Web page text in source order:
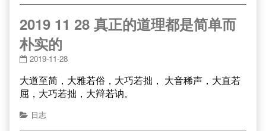
2019 11 28 真正的道理都是简单而
朴实的
2019-11-28
大道至简，大雅若俗，大巧若拙， 大音稀声，大直若
屈，大巧若拙，大辩若讷。
日志